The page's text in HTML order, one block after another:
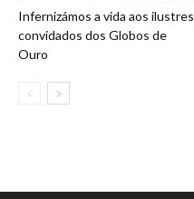
Infernizámos a vida aos ilustres
convidados dos Globos de
Ouro